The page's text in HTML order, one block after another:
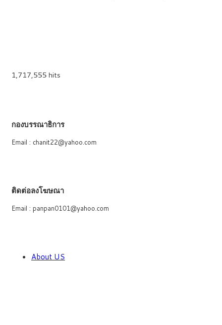
1,717,555 hits
กองบรรณาธิการ
Email : chanit22@yahoo.com
ติดต่อลงโฆษณา
Email : panpan0101@yahoo.com
About US